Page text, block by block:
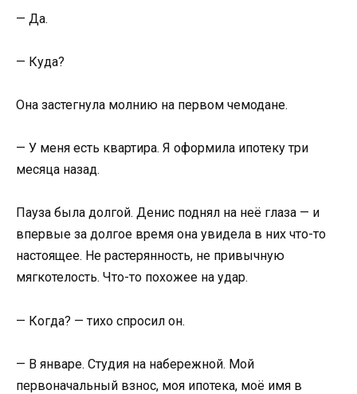
— Да.
— Куда?
Она застегнула молнию на первом чемодане.
— У меня есть квартира. Я оформила ипотеку три
месяца назад.
Пауза была долгой. Денис поднял на неё глаза — и
впервые за долгое время она увидела в них что-то
настоящее. Не растерянность, не привычную
мягкотелость. Что-то похожее на удар.
— Когда? — тихо спросил он.
— В январе. Студия на набережной. Мой
первоначальный взнос, моя ипотека, моё имя в